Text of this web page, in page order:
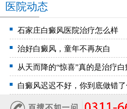
医院动态
石家庄白癜风医院治疗怎么样
治好白癜风，童年不再灰白
从天而降的“惊喜”真的是治疗
白癜风迟迟不好，你到底做错了